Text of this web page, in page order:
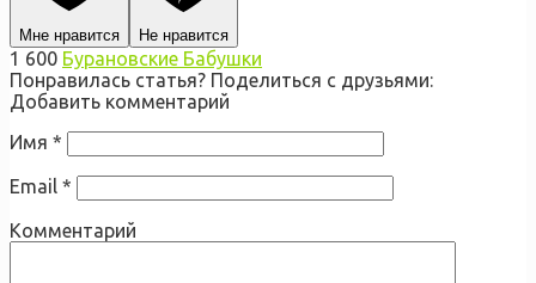
Мне нравится Не нравится
1 600 Бурановские Бабушки
Понравилась статья? Поделиться с друзьями:
Добавить комментарий
Имя *
Email *
Комментарий